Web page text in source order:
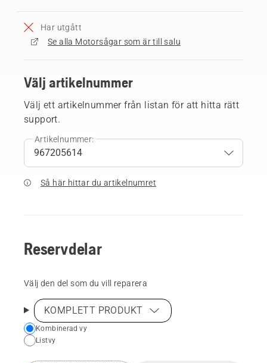
Har utgått
Se alla Motorsågar som är till salu
Välj artikelnummer
Välj ett artikelnummer från listan för att hitta rätt
support.
Artikelnummer:
Så här hittar du artikelnumret
Reservdelar
Välj den del som du vill reparera
KOMPLETT PRODUKT
Choose
your
Kombinerad vy
Listvy